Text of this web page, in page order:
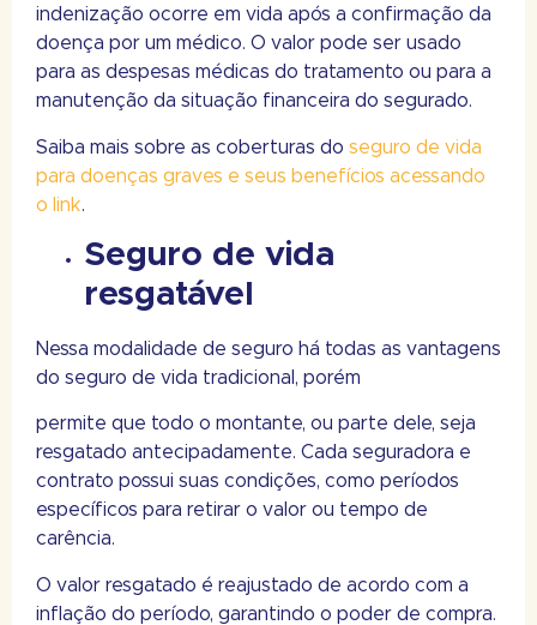
indenização ocorre em vida após a confirmação da
doença por um médico. O valor pode ser usado
para as despesas médicas do tratamento ou para a
manutenção da situação financeira do segurado.
Saiba mais sobre as coberturas do seguro de vida
para doenças graves e seus benefícios acessando
o link.
Seguro de vida
resgatável
Nessa modalidade de seguro há todas as vantagens
do seguro de vida tradicional, porém
permite que todo o montante, ou parte dele, seja
resgatado antecipadamente. Cada seguradora e
contrato possui suas condições, como períodos
específicos para retirar o valor ou tempo de
carência.
O valor resgatado é reajustado de acordo com a
inflação do período, garantindo o poder de compra.